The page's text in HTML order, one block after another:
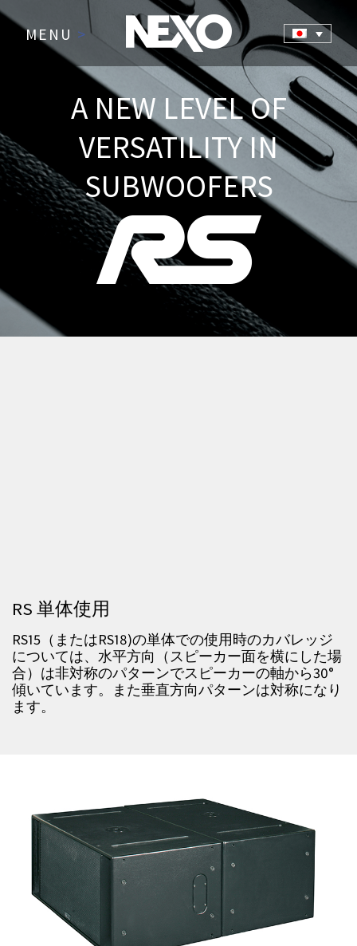
MENU >
A NEW LEVEL OF
VERSATILITY IN
SUBWOOFERS
RS 単体使用
RS15 （またはRS18)の単体での使用時のカバレッジ
については、水平方向（スピーカー面を横にした場
合）は非対称のパターンでスピーカーの軸から30°
傾いています。また垂直方向パターンは対称になり
ます。